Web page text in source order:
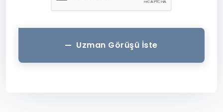
Uzman Görüşü İste